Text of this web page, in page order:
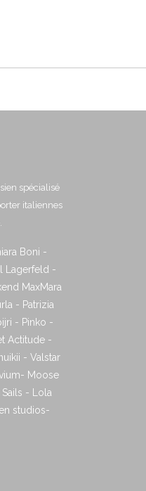
spécialisé
italiennes
Boni -
Lagerfeld -
MaxMara
- Patrizia
- Pinko -
Actitude -
- Valstar
Moose
- Lola
studios-